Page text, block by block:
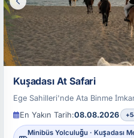
Kuşadası At Safari
Ege Sahilleri'nde Ata Binme
En Yakın Tarih:08.08.2026
Minibüs Yolculuğu · Kuşadası